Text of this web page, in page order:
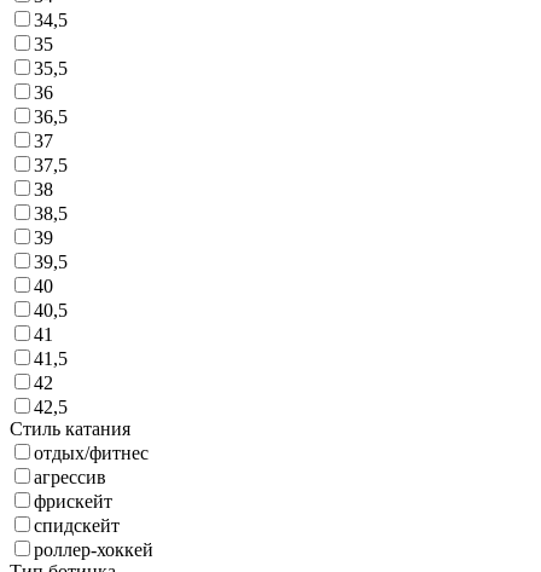
34,5
35
35,5
36
36,5
37
37,5
38
38,5
39
39,5
40
40,5
41
41,5
42
42,5
Стиль катания
отдых/фитнес
агрессив
фрискейт
спидскейт
роллер-хоккей